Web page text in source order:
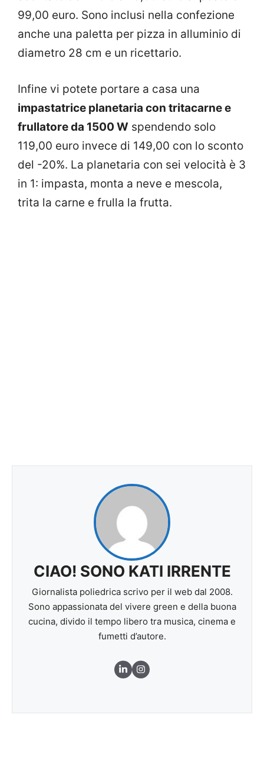
99,00 euro. Sono inclusi nella confezione
anche una paletta per pizza in alluminio di
diametro 28 cm e un ricettario.
Infine vi potete portare a casa una
impastatrice planetaria con tritacarne e
frullatore da 1500 W spendendo solo
119,00 euro invece di 149,00 con lo sconto
del -20%. La planetaria con sei velocità è 3
in 1: impasta, monta a neve e mescola,
trita la carne e frulla la frutta.
CIAO! SONO KATI IRRENTE
Giornalista poliedrica scrivo per il web dal 2008.
Sono appassionata del vivere green e della buona
cucina, divido il tempo libero tra musica, cinema e
fumetti d’autore.